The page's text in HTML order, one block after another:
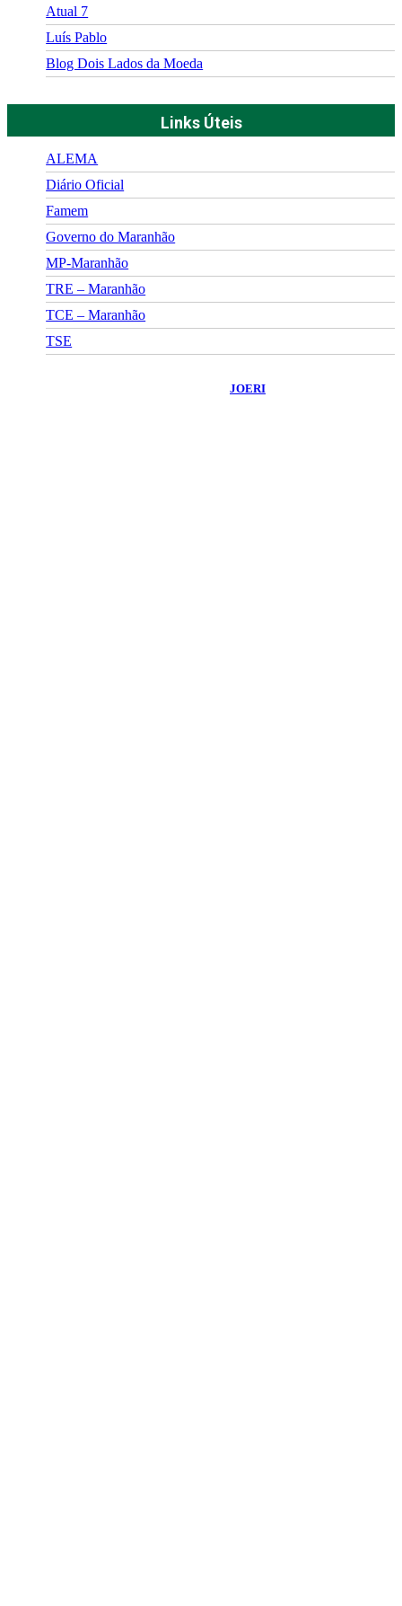
Atual 7
Luís Pablo
Blog Dois Lados da Moeda
Links Úteis
ALEMA
Diário Oficial
Famem
Governo do Maranhão
MP-Maranhão
TRE – Maranhão
TCE – Maranhão
TSE
JOERI